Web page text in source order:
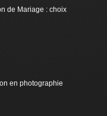
de Mariage : choix
en photographie